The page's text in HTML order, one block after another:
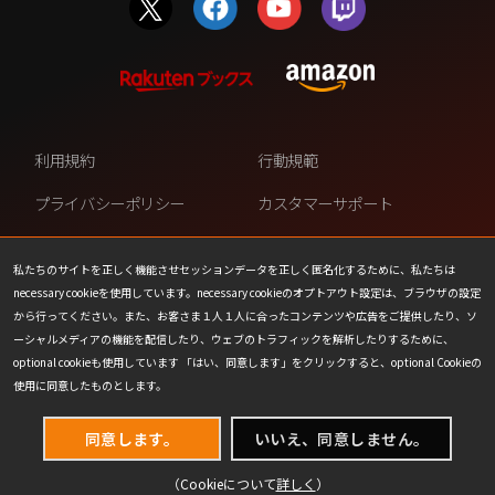
私たちのサイトを正しく機能させセッションデータを正しく匿名化するために、私たちは
necessary cookieを使用しています。necessary cookieのオプトアウト設定は、ブラウザの設定
から行ってください。また、お客さま１人１人に合ったコンテンツや広告をご提供したり、ソ
ーシャルメディアの機能を配信したり、ウェブのトラフィックを解析したりするために、
optional cookieも使用しています 「はい、同意します」をクリックすると、optional Cookieの
使用に同意したものとします。
同意します。 いいえ、同意しません。
（Cookieについて詳しく ）
利用規約
行動規範
プライバシーポリシー
カスタマーサポート
ファンコンテンツ・ポリシー
個人情報の販売や共有を許可し
ない
COOKIE
プレスリリース
会社情報
お問い合わせ